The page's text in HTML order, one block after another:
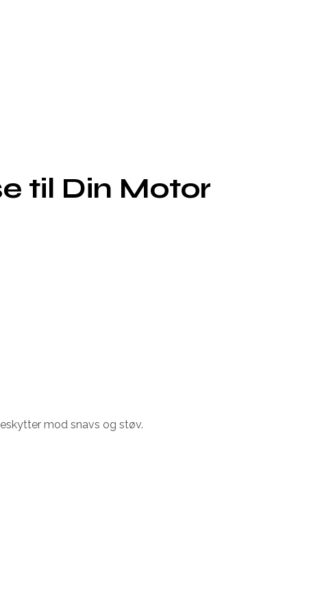
til Din Motor
mod snavs og støv.